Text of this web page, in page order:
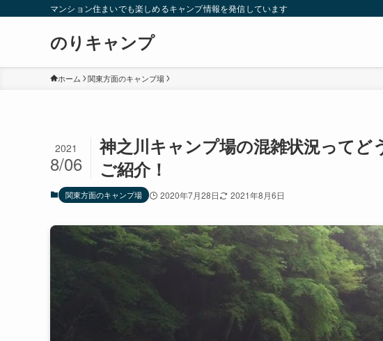
マンション住まいでも楽しめるキャンプ情報を発信しています
のりキャンプ
ホーム 関東方面のキャンプ場
神之川キャンプ場の混雑状況ってど
ご紹介！
2021
8/06
関東方面のキャンプ場 2020年7月28日 2021年8月6日